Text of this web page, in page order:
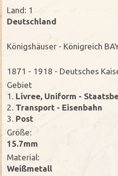
Land: 1
Deutschland
Königshäuser - Königreich
1871 - 1918 - Deutsches
Gebiet
1. Livree, Uniform -
2. Transport - Eisenbahn
3. Post
Größe:
15.7mm
Material:
Weißmetall